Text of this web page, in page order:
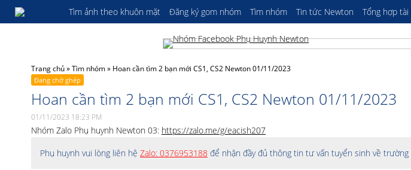
Tìm ảnh theo khuôn mặt Đăng ký gom nhóm Tìm nhóm Tin tức Newton Tổng hợp tài
Trang chủ»Tìm nhóm» Hoan cần tìm 2 bạn mới CS1, CS2 Newton 01/11/2023
Đang chờ ghép
Hoan cần tìm 2 bạn mới CS1, CS2 Newton 01/11/2023
01/11/2023 18:23 PM
Nhóm Zalo Phụ huynh Newton 03: https://zalo.me/g/eacish207
Phụ huynh vui lòng liên hệ Zalo: 0376953188 để nhận đầy đủ thông tin tư vấn tuyển sinh về trường